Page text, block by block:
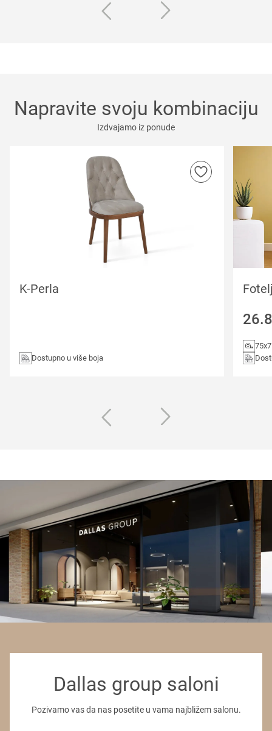
Napravite svoju kombinaciju
Izdvajamo iz ponude
K-Perla
Dostupno u više boja
Dallas group saloni
Pozivamo vas da nas posetite u vama najbližem salonu.